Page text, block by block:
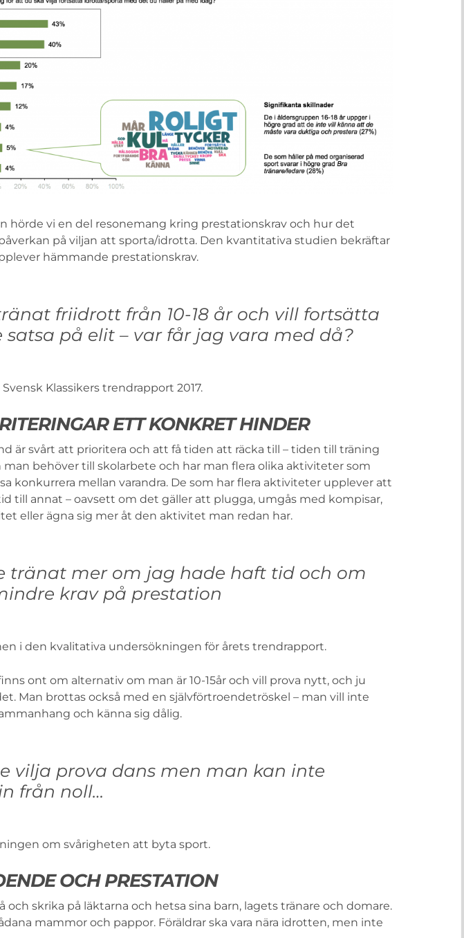
hörde vi en del resonemang kring prestationskrav och hur det
på viljan att sporta/idrotta. Den kvantitativa studien bekräftar
hämmande prestationskrav.
friidrott från 10-18 år och vill fortsätta
satsa på elit – var får jag vara med då?
Klassikers trendrapport 2017.
ETT KONKRET HINDER
är svårt att prioritera och att få tiden att räcka till – tiden till träning
behöver till skolarbete och har man flera olika aktiviteter som
konkurrera mellan varandra. De som har flera aktiviteter upplever att
till annat – oavsett om det gäller att plugga, umgås med kompisar,
eller ägna sig mer åt den aktivitet man redan har.
tränat mer om jag hade haft tid och om
krav på prestation
i den kvalitativa undersökningen för årets trendrapport.
ont om alternativ om man är 10-15år och vill prova nytt, och ju
Man brottas också med en självförtroendetröskel – man vill inte
och känna sig dålig.
vilja prova dans men man kan inte
från noll…
om svårigheten att byta sport.
OCH PRESTATION
och skrika på läktarna och hetsa sina barn, lagets tränare och domare.
mammor och pappor. Föräldrar ska vara nära idrotten, men inte